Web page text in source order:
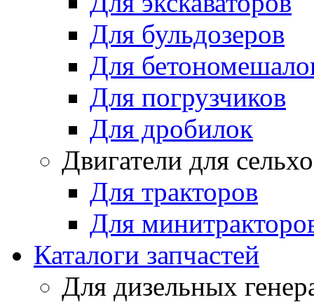
Для бульдозеров
Для
Для погрузчиков
Для дробилок
Двигатели для
Для тракторов
Для
Каталоги запчастей
Для дизельных